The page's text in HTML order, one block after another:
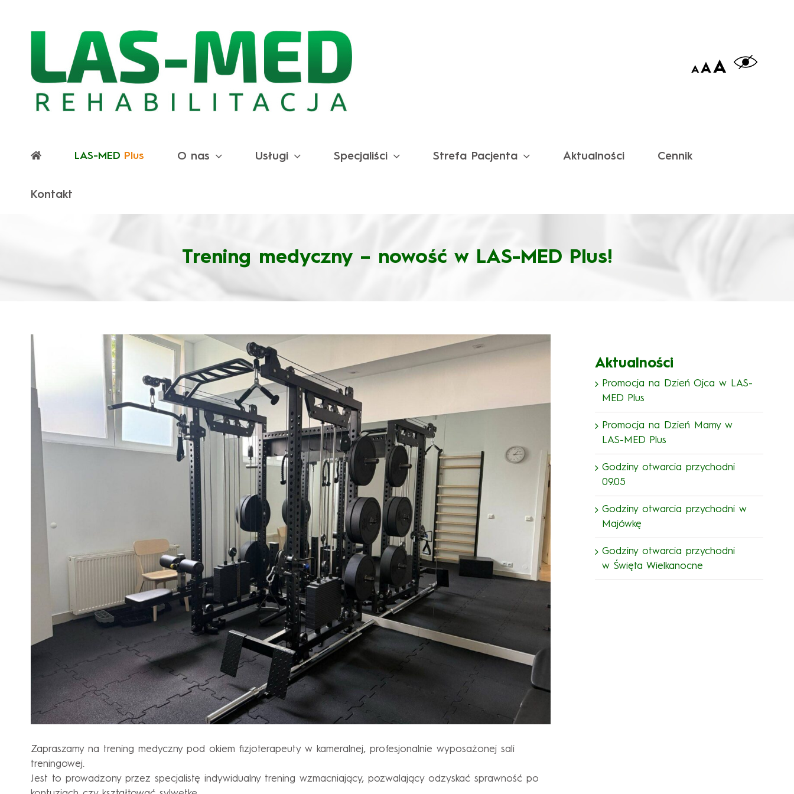
AAA
O nas Usługi Specjaliści Strefa Pacjenta Aktualności Cennik
Kontakt
Trening medyczny – nowość w LAS-MED Plus!
Pokaż
większy
obrazek
Zapraszamy na trening medyczny pod okiem fizjoterapeuty w kameralnej, profesjonalnie wyposażonej sali
treningowej.
Jest to prowadzony przez specjalistę indywidualny trening wzmacniający, pozwalający odzyskać sprawność po
Aktualności
Promocja na Dzień Ojca w LAS-
MED Plus
Promocja na Dzień Mamy w
LAS-MED Plus
Godziny otwarcia przychodni
09.05
Godziny otwarcia przychodni w
Majówkę
Godziny otwarcia przychodni
w Święta Wielkanocne